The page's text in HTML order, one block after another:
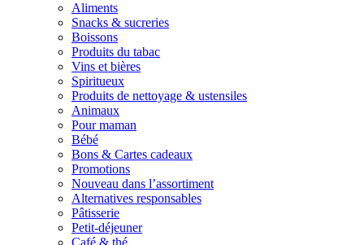
Aliments
Snacks & sucreries
Boissons
Produits du tabac
Vins et bières
Spiritueux
Produits de nettoyage & ustensiles
Animaux
Pour maman
Bébé
Bons & Cartes cadeaux
Promotions
Nouveau dans l’assortiment
Alternatives responsables
Pâtisserie
Petit-déjeuner
Café & thé